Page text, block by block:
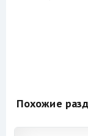
Похожие